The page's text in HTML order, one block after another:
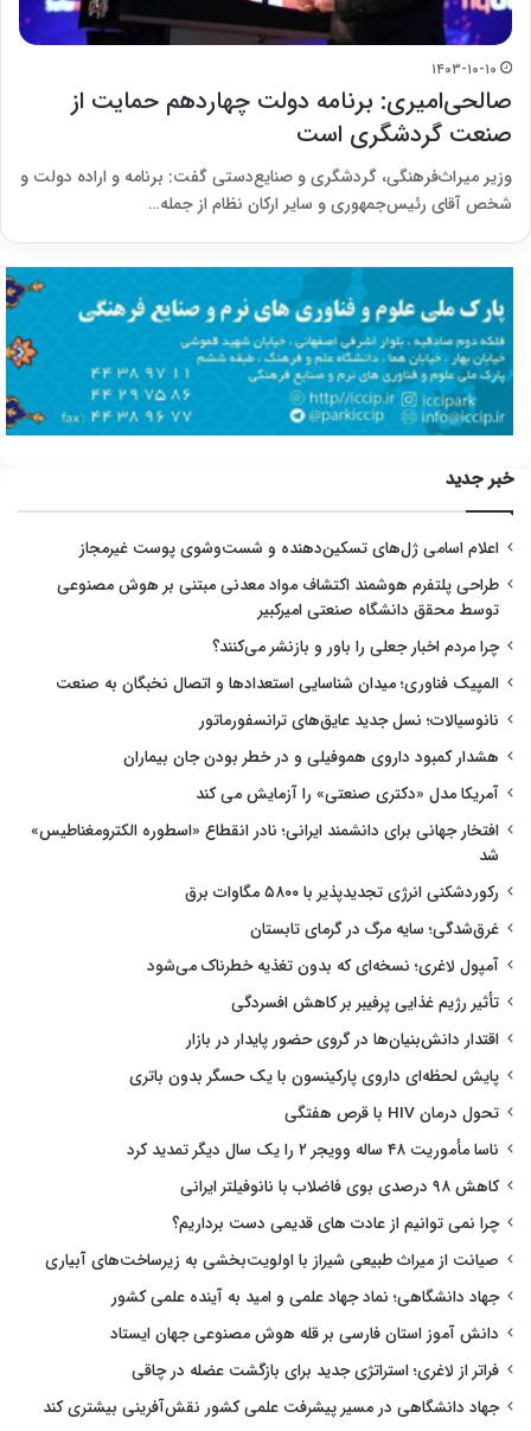
۱۴۰۳-۱۰-۱۰
صالحی‌امیری: برنامه دولت چهاردهم حمایت از
صنعت گردشگری است
وزیر میراث‌فرهنگی، گردشگری و صنایع‌دستی گفت: برنامه و اراده دولت و
شخص آقای رئیس‌جمهوری و سایر ارکان‌ نظام از جمله…
خبر جدید
اعلام اسامی ژل‌های تسکین‌دهنده و شست‌وشوی پوست غیرمجاز
طراحی پلتفرم هوشمند اکتشاف مواد معدنی مبتنی بر هوش مصنوعی
توسط محقق دانشگاه صنعتی امیرکبیر
چرا مردم اخبار جعلی را باور و بازنشر می‌کنند؟
المپیک فناوری؛ میدان شناسایی استعدادها و اتصال نخبگان به صنعت
نانوسیالات؛ نسل جدید عایق‌های ترانسفورماتور
هشدار کمبود داروی هموفیلی و در خطر بودن جان بیماران
آمریکا مدل «دکتری صنعتی» را آزمایش می کند
افتخار جهانی برای دانشمند ایرانی؛ نادر انقطاع «اسطوره الکترومغناطیس»
شد
رکوردشکنی انرژی تجدیدپذیر با ۵۸۰۰ مگاوات برق
غرق‌شدگی؛ سایه مرگ در گرمای تابستان
آمپول لاغری؛ نسخه‌ای که بدون تغذیه خطرناک می‌شود
تأثیر رژیم غذایی پرفیبر بر کاهش افسردگی
اقتدار دانش‌بنیان‌ها در گروی حضور پایدار در بازار
پایش لحظه‌ای داروی پارکینسون با یک حسگر بدون باتری
تحول درمان HIV با قرص هفتگی
ناسا مأموریت ۴۸ ساله وویجر ۲ را یک سال دیگر تمدید کرد
کاهش ۹۸ درصدی بوی فاضلاب با نانوفیلتر ایرانی
چرا نمی توانیم از عادت های قدیمی دست برداریم؟
صیانت از میراث طبیعی شیراز با اولویت‌بخشی به زیرساخت‌های آبیاری
جهاد دانشگاهی؛ نماد جهاد علمی و امید به آینده علمی کشور
دانش آموز استان فارسی بر قله هوش مصنوعی جهان ایستاد
فراتر از لاغری؛ استراتژی جدید برای بازگشت عضله در چاقی
جهاد دانشگاهی در مسیر پیشرفت علمی کشور نقش‌آفرینی بیشتری کند